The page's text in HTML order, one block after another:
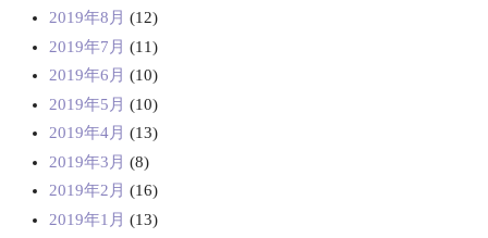
2019年8月 (12)
2019年7月 (11)
2019年6月 (10)
2019年5月 (10)
2019年4月 (13)
2019年3月 (8)
2019年2月 (16)
2019年1月 (13)